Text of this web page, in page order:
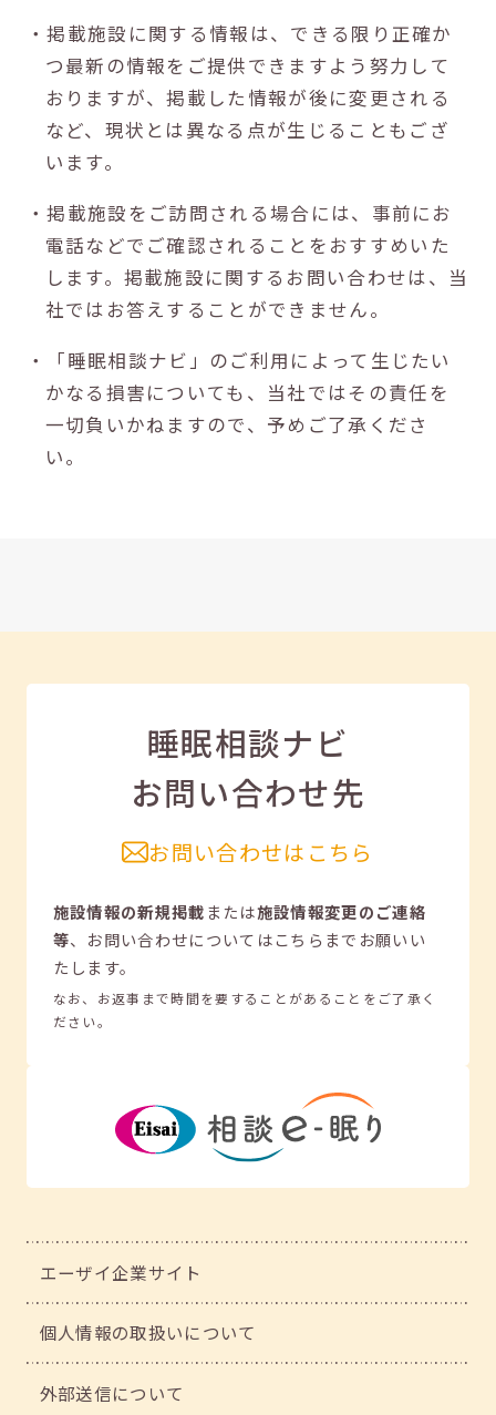
・掲載施設に関する情報は、できる限り正確か
つ最新の情報をご提供できますよう努力して
おりますが、掲載した情報が後に変更される
など、現状とは異なる点が生じることもござ
います。
・掲載施設をご訪問される場合には、事前にお
電話などでご確認されることをおすすめいた
します。掲載施設に関するお問い合わせは、当
社ではお答えすることができません。
・「睡眠相談ナビ」のご利用によって生じたい
かなる損害についても、当社ではその責任を
一切負いかねますので、予めご了承くださ
い。
睡眠相談ナビ
お問い合わせ先
お問い合わせはこちら
施設情報の新規掲載または施設情報変更のご連絡
等、 お問い合わせについてはこちらまでお願いい
たします。
なお、お返事まで時間を要することがあることをご了承く
ださい。
エーザイ企業サイト
個人情報の取扱いについて
外部送信について